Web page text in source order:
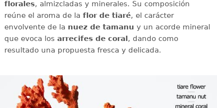
florales, almizcladas y minerales. Su composición
reúne el aroma de la flor de tiaré, el carácter
envolvente de la nuez de tamanu y un acorde mineral
que evoca los arrecifes de coral, dando como
resultado una propuesta fresca y delicada.